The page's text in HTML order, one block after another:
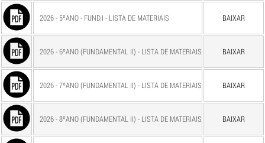
2026 - 5ºANO - FUND.I - LISTA DE MATERIAIS BAIXAR
2026 - 6ºANO (FUNDAMENTAL II) - LISTA DE MATERIAIS BAIXAR
2026 - 7ºANO (FUNDAMENTAL II) - LISTA DE MATERIAIS BAIXAR
2026 - 8ºANO (FUNDAMENTAL II) - LISTA DE MATERIAIS BAIXAR